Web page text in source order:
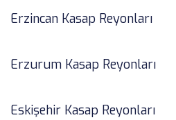
Erzincan Kasap Reyonları
Erzurum Kasap Reyonları
Eskişehir Kasap Reyonları